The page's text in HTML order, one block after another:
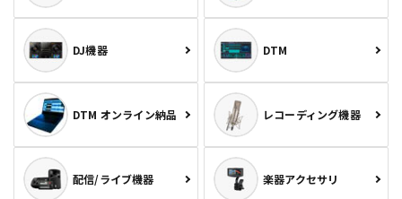
DJ機器 DTM
DTM オンライン納品 レコーディング機器
配信/ライブ機器 楽器アクセサリ